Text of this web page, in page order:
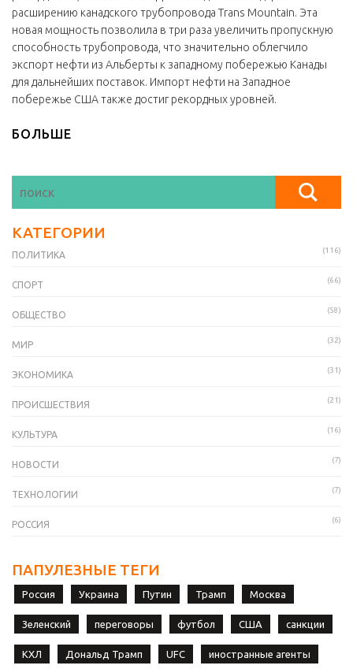
расширению канадского трубопровода Trans Mountain. Эта
новая мощность позволила в три раза увеличить пропускную
способность трубопровода, что значительно облегчило
экспорт нефти из Альберты к западному побережью Канады
для дальнейших поставок. Импорт нефти на Западное
побережье США также достиг рекордных уровней.
БОЛЬШЕ
КАТЕГОРИИ
ПОЛИТИКА (116)
СПОРТ (66)
ОБЩЕСТВО (58)
МИР (32)
ЭКОНОМИКА (31)
ПРОИСШЕСТВИЯ (21)
КУЛЬТУРА (16)
НОВОСТИ (7)
ТЕХНОЛОГИИ (7)
РОССИЯ (6)
ПАПУЛЕЗНЫЕ ТЕГИ
Россия Украина Путин Трамп Москва
Зеленский переговоры футбол США санкции
КХЛ Дональд Трамп UFC иностранные агенты